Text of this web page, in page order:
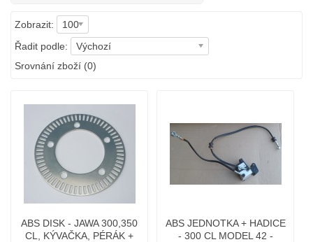
Zobrazit:
100
Řadit podle:
Výchozí
Srovnání zboží (0)
ABS DISK - JAWA 300,350
CL, KÝVAČKA, PÉRÁK +
ABS JEDNOTKA + HADICE
- 300 CL MODEL 42 -